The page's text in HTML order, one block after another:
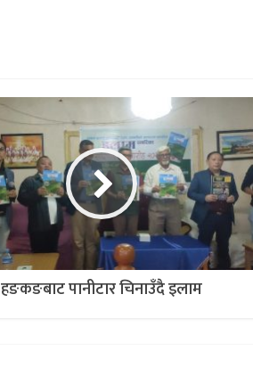
हङकङबाट पानीटार चिनाउँदै इलाम